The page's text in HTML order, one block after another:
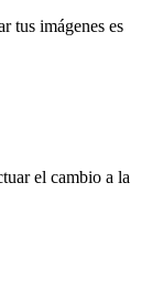
tus imágenes es
el cambio a la